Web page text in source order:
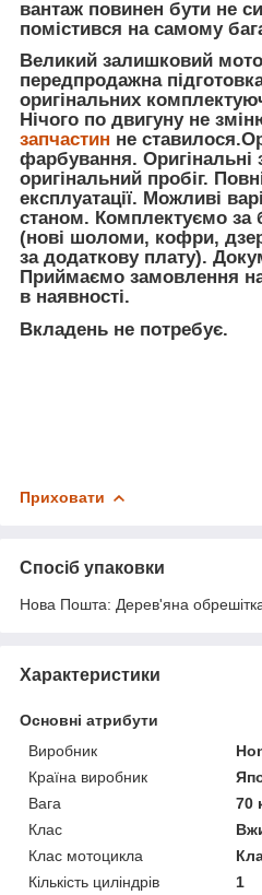
вантаж повинен бути не
помістився на самому
Великий залишковий
передпродажна
оригінальних
Нічого по двигуну не
запчастин не
фарбування. Оригінальні
оригінальний пробіг.
експлуатації. Можливі
станом. Комплектуємо за
(нові шоломи, кофри,
за додаткову плату).
Приймаємо замовлення
в наявності.
Вкладень не потребує.
Приховати
Спосіб упаковки
Нова Пошта: Дерев'яна
Характеристики
Основні атрибути
Виробник
Країна виробник
Вага
70
Клас
Клас мотоцикла
Кількість циліндрів
1